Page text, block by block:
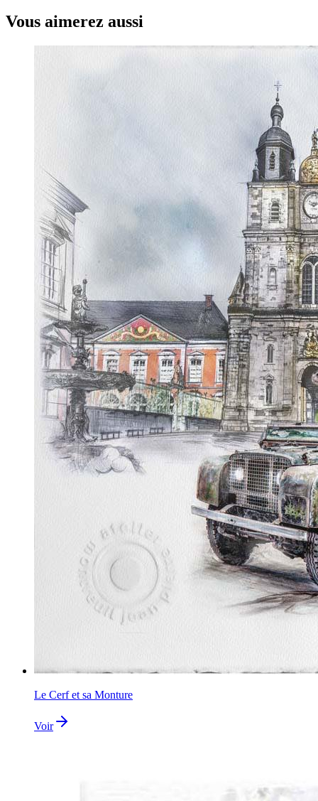
Vous aimerez aussi
Le Cerf et sa Monture
Voir